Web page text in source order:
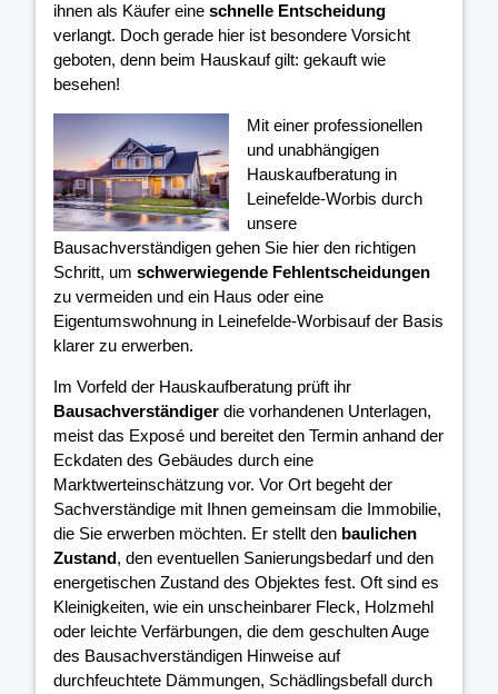
ihnen als Käufer eine schnelle Entscheidung
verlangt. Doch gerade hier ist besondere Vorsicht
geboten, denn beim Hauskauf gilt: gekauft wie
besehen!
Mit einer professionellen
und unabhängigen
Hauskaufberatung in
Leinefelde-Worbis durch
unsere
Bausachverständigen gehen Sie hier den richtigen
Schritt, um schwerwiegende Fehlentscheidungen
zu vermeiden und ein Haus oder eine
Eigentumswohnung in Leinefelde-Worbisauf der Basis
klarer zu erwerben.
Im Vorfeld der Hauskaufberatung prüft ihr
Bausachverständiger die vorhandenen Unterlagen,
meist das Exposé und bereitet den Termin anhand der
Eckdaten des Gebäudes durch eine
Marktwerteinschätzung vor. Vor Ort begeht der
Sachverständige mit Ihnen gemeinsam die Immobilie,
die Sie erwerben möchten. Er stellt den baulichen
Zustand, den eventuellen Sanierungsbedarf und den
energetischen Zustand des Objektes fest. Oft sind es
Kleinigkeiten, wie ein unscheinbarer Fleck, Holzmehl
oder leichte Verfärbungen, die dem geschulten Auge
des Bausachverständigen Hinweise auf
durchfeuchtete Dämmungen, Schädlingsbefall durch